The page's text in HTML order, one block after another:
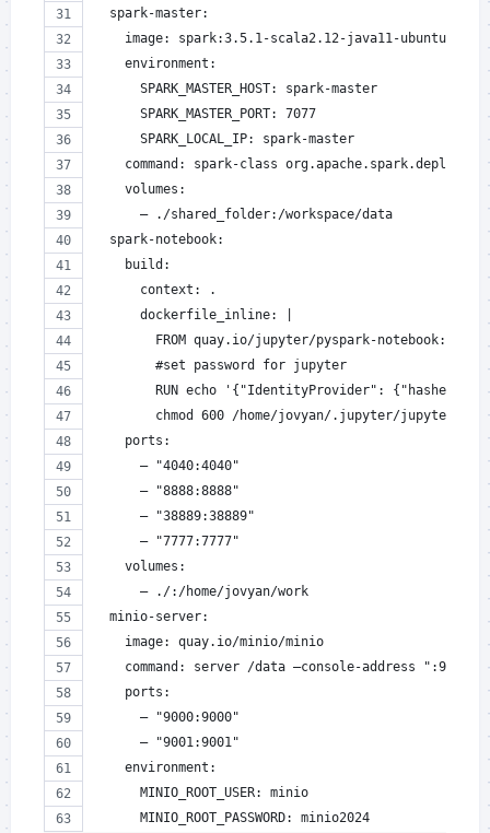
  spark-master:
    image: spark:3.5.1-scala2.12-java11-ubuntu
    environment:
      SPARK_MASTER_HOST: spark-master
      SPARK_MASTER_PORT: 7077
      SPARK_LOCAL_IP: spark-master
command: spark-class
    volumes:
      – ./shared_folder:/workspace/data
  spark-notebook:
    build:
      context: .
      dockerfile_inline: |
FROM quay.io/jupyter/pyspark-
        #set password for jupyter
RUN echo '{"IdentityProvider":
chmod 600 /home/jovyan/.jupyter/
    ports:
      – "4040:4040"
      – "8888:8888"
      – "38889:38889"
      – "7777:7777"
    volumes:
      – ./:/home/jovyan/work
  minio-server:
    image: quay.io/minio/minio
    command: server /data –console-address ":9001"
    ports:
      – "9000:9000"
      – "9001:9001"
    environment:
      MINIO_ROOT_USER: minio
      MINIO_ROOT_PASSWORD: minio2024